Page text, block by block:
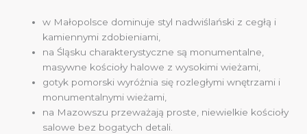
w Małopolsce dominuje styl nadwiślański z cegłą i
kamiennymi zdobieniami,
na Śląsku charakterystyczne są monumentalne,
masywne kościoły halowe z wysokimi wieżami,
gotyk pomorski wyróżnia się rozległymi wnętrzami i
monumentalnymi wieżami,
na Mazowszu przeważają proste, niewielkie kościoły
salowe bez bogatych detali.